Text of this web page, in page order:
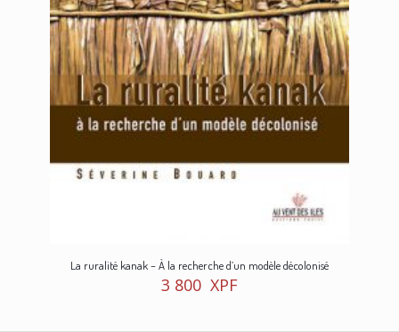
La ruralité kanak – À la recherche d’un modèle décolonisé
3 800 XPF